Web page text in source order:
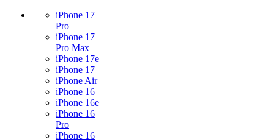
iPhone 17
Pro
iPhone 17
Pro Max
iPhone 17e
iPhone 17
iPhone Air
iPhone 16
iPhone 16e
iPhone 16
Pro
iPhone 16